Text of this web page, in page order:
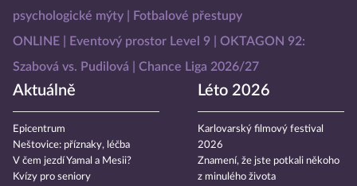
psychologické mýty
Fotbalové přestupy
ONLINE
Eventový prostor Level 9
OKTAGON 92:
Szabová vs. Pudilová
Chance Liga 2026/27
Aktuálně
Epicentrum
Neštovice: příznaky, léčba
V čem jezdí Yamal a Mesii?
Kvízy pro seniory
Léto 2026
Karlovarský filmový festival
2026
Znamení, že jste potkali někoho
z minulého života